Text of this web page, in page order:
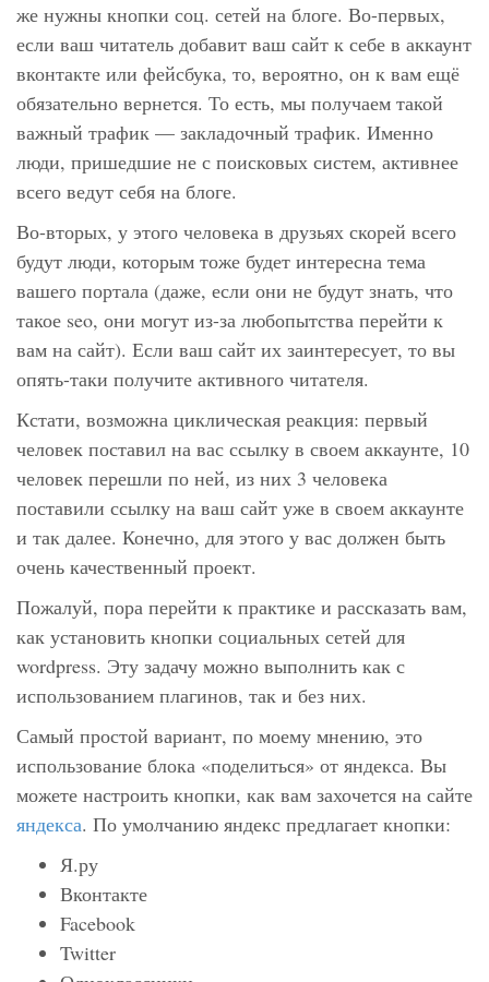
же нужны кнопки соц. сетей на блоге. Во-первых,
если ваш читатель добавит ваш сайт к себе в аккаунт
вконтакте или фейсбука, то, вероятно, он к вам ещё
обязательно вернется. То есть, мы получаем такой
важный трафик — закладочный трафик. Именно
люди, пришедшие не с поисковых систем, активнее
всего ведут себя на блоге.
Во-вторых, у этого человека в друзьях скорей всего
будут люди, которым тоже будет интересна тема
вашего портала (даже, если они не будут знать, что
такое seo, они могут из-за любопытства перейти к
вам на сайт). Если ваш сайт их заинтересует, то вы
опять-таки получите активного читателя.
Кстати, возможна циклическая реакция: первый
человек поставил на вас ссылку в своем аккаунте, 10
человек перешли по ней, из них 3 человека
поставили ссылку на ваш сайт уже в своем аккаунте
и так далее. Конечно, для этого у вас должен быть
очень качественный проект.
Пожалуй, пора перейти к практике и рассказать вам,
как установить кнопки социальных сетей для
wordpress. Эту задачу можно выполнить как с
использованием плагинов, так и без них.
Самый простой вариант, по моему мнению, это
использование блока «поделиться» от яндекса. Вы
можете настроить кнопки, как вам захочется на сайте
яндекса. По умолчанию яндекс предлагает кнопки:
Я.ру
Вконтакте
Facebook
Twitter